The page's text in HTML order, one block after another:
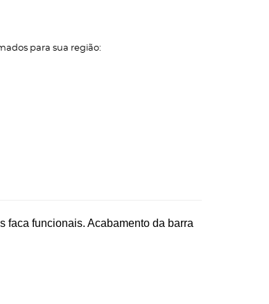
para sua região:
faca funcionais. Acabamento da barra